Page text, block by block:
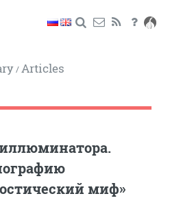
/Articles
миф»